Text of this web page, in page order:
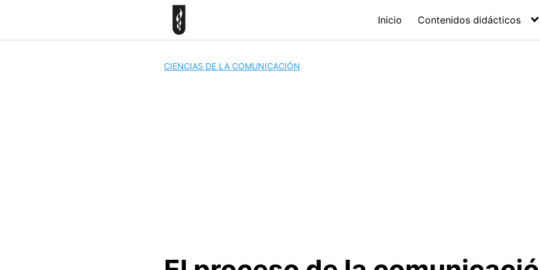
Inicio Contenidos didácticos
CIENCIAS DE LA COMUNICACIÓN